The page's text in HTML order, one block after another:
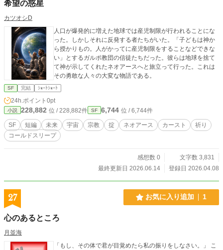
希望の惑星
カツオシD
人口が爆発的に増えた地球では産児制限が行われることにな
った。しかしそれに反発する者たちがいた。「子どもは神か
ら授かりもの。人がかってに産児制限をすることなどできな
い」とするガルポ教団の信徒たちだった。彼らは地球を捨て
て神が示してくれたネオアースへと旅立って行った。これは
その勇敢な人々の大変な物語である。
SF 完結 ｼｮｰﾄｼｮｰﾄ
24h.ポイント 0pt
小説 228,882 位 / 228,882件 SF 6,744 位 / 6,744件
SF 短編 未来 宇宙 宗教 掟 ネオアース カースト
祈り
コールドスリープ
感想数 0
文字数 3,831
最終更新日 2026.06.14
登録日 2026.04.08
27 お気に入り追加 1
心のあるところ
月並海
「もし、その体で君が目覚めたら私の振りをしなさい。」 こ